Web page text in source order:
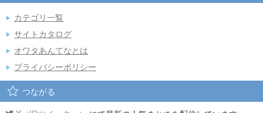
カテゴリ一覧
サイトカタログ
オワタあんてなとは
プライバシーポリシー
つながる